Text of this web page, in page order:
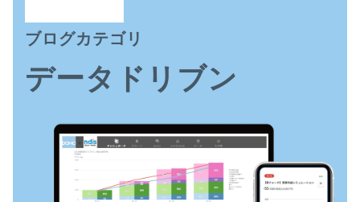
ブログカテゴリ
データドリブン